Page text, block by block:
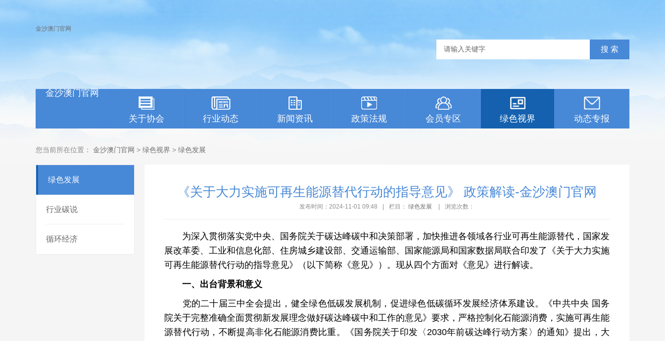
金沙澳门官网
金沙澳门官网
关于协会 行业动态 新闻资讯 政策法规 会员专区 绿色视界 动态专报
您当前所在位置： 金沙澳门官网 > 绿色视界 > 绿色发展
绿色发展
行业碳说
循环经济
《关于大力实施可再生能源替代行动的指导意见》 政策解读-金沙澳门官网
发布时间：2024-11-01 09:48 栏目： 绿色发展 浏览次数：
为深入贯彻落实党中央、国务院关于碳达峰碳中和决策部署，加快推进各领域各行业可再生能源替代，国家发
展改革委、工业和信息化部、住房城乡建设部、交通运输部、国家能源局和国家数据局联合印发了《关于大力实施
可再生能源替代行动的指导意见》（以下简称《意见》）。现从四个方面对《意见》进行解读。
一、出台背景和意义
党的二十届三中全会提出，健全绿色低碳发展机制，促进绿色低碳循环发展经济体系建设。《中共中央 国务
院关于完整准确全面贯彻新发展理念做好碳达峰碳中和工作的意见》要求，严格控制化石能源消费，实施可再生能
源替代行动，不断提高非化石能源消费比重。《国务院关于印发〈2030年前碳达峰行动方案〉的通知》提出，大